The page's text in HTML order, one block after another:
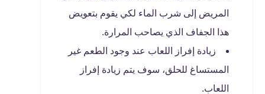
المريض إلى شرب الماء لكي يقوم بتعويض
هذا الجفاف الذي يصاحب المرارة.
زيادة إفراز اللعاب عند وجود الطعم غير
المستساغ للحلق، سوف يتم زيادة إفراز
اللعاب.